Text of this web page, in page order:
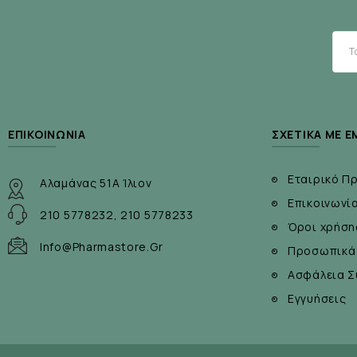
Ενυδάτωση | Ενίσχυση της
ΕΠΙΚΟΙΝΩΝΊΑ
Αλαμάνας 51Α Ίλιον
210 5778232, 210 5778233
Info@pharmastore.gr
ΣΧΕΤΙΚΆ ΜΕ
Εταιρικό
Επικοινωνία
Όροι
Προσωπικά
Ασφάλεια
Εγγυήσεις